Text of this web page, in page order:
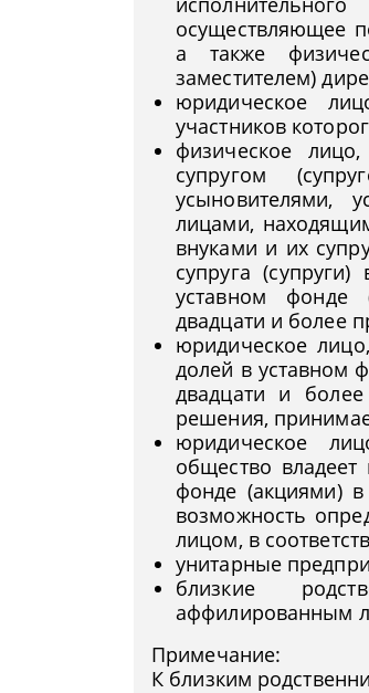
осуществляющее
а также
заместителем)
юридическое
участников
физическое
супругом
усыновителями,
лицами,
внуками и их
супруга
уставном фонде
двадцати и более
юридическое
долей в уставном
двадцати и
решения,
юридическое
общество
фонде (акциями)
возможность
лицом, в
унитарные
близкие
аффилированным
Примечание:
К близким